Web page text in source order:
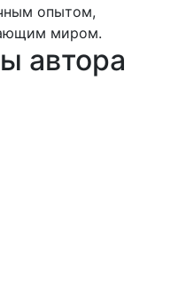
опытом,
миром.
автора